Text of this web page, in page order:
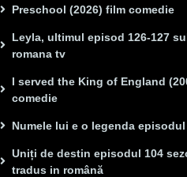
Preschool (2026) film comedie
Leyla, ultimul episod 126-127
romana tv
I served the King of England
comedie
Numele lui e o legenda episodul
Uniți de destin episodul 104
tradus in română